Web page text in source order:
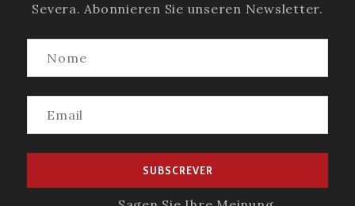
Severa. Abonnieren Sie unseren Newsletter.